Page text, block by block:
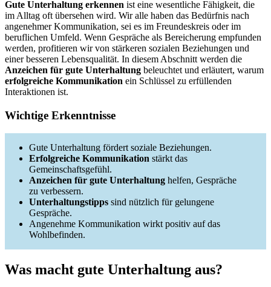
Gute Unterhaltung erkennen ist eine wesentliche Fähigkeit, die
im Alltag oft übersehen wird. Wir alle haben das Bedürfnis nach
angenehmer Kommunikation, sei es im Freundeskreis oder im
beruflichen Umfeld. Wenn Gespräche als Bereicherung empfunden
werden, profitieren wir von stärkeren sozialen Beziehungen und
einer besseren Lebensqualität. In diesem Abschnitt werden die
Anzeichen für gute Unterhaltung beleuchtet und erläutert, warum
erfolgreiche Kommunikation ein Schlüssel zu erfüllenden
Interaktionen ist.
Wichtige Erkenntnisse
Gute Unterhaltung fördert soziale Beziehungen.
Erfolgreiche Kommunikation stärkt das
Gemeinschaftsgefühl.
Anzeichen für gute Unterhaltung helfen, Gespräche
zu verbessern.
Unterhaltungstipps sind nützlich für gelungene
Gespräche.
Angenehme Kommunikation wirkt positiv auf das
Wohlbefinden.
Was macht gute Unterhaltung aus?